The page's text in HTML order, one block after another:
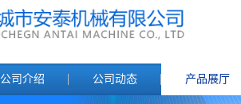
公司介绍 公司动态 产品展厅